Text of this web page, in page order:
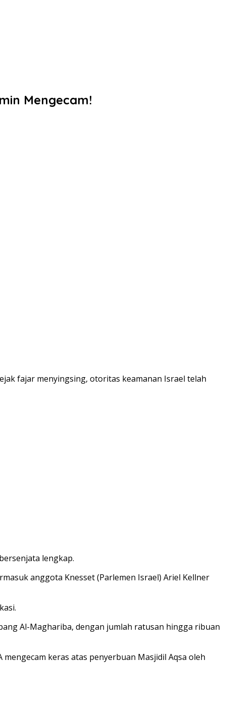
Mengecam!
fajar menyingsing, otoritas keamanan Israel telah
lengkap.
anggota Knesset (Parlemen Israel) Ariel Kellner
Al-Maghariba, dengan jumlah ratusan hingga ribuan
keras atas penyerbuan Masjidil Aqsa oleh